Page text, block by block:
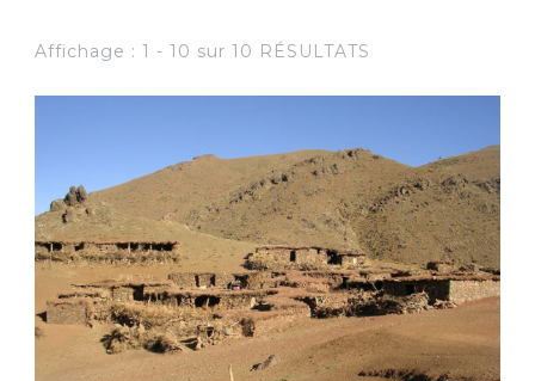
Affichage : 1 - 10 sur 10 RÉSULTATS